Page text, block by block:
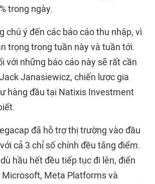
trong ngày.
chú ý đến các báo cáo thu nhập, vì
trọng trong tuần này và tuần tới.
với những báo cáo này sẽ rất cần
Janasiewicz, chiến lược gia
hàng đầu tại Natixis Investment
đã hỗ trợ thị trường vào đầu
cả 3 chỉ số chính đều tăng điểm.
hầu hết đều tiếp tục đi lên, điển
Microsoft, Meta Platforms và